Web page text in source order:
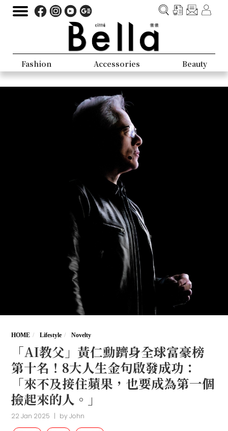
Fashion Accessories Beauty
HOME Lifestyle Novelty
「AI教父」黃仁勳躋身全球富豪榜
第十名！8大人生金句啟發成功：
「來不及接住蘋果，也要成為第一個
撿起來的人。」
22 Jan 2025 | byJohn